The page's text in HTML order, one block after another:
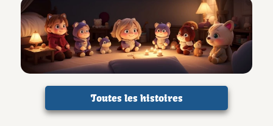
Toutes les histoires